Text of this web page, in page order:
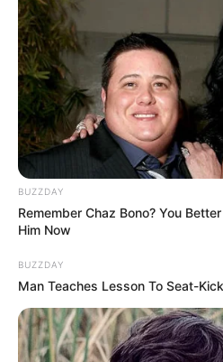
BUZZDAY
Remember Chaz Bono? You
Him Now
BUZZDAY
Man Teaches Lesson To Seat-